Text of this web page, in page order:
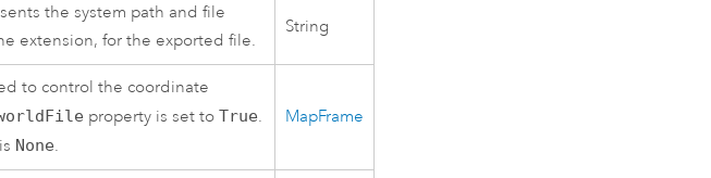
the system path and file
extension, for the exported file.
String
to control the coordinate
property is set toTrue.
None.
MapFrame